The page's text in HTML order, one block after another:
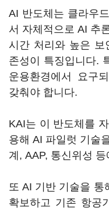
AI 반도체는 클라우
서 자체적으로 AI 추
시간 처리와 높은 보
존성이 특징입니다.
운용환경에서 요구
갖춰야 합니다.
KAI는 이 반도체를
용해 AI 파일럿 기술
계, AAP, 통신위성
또 AI 기반 기술을 통
확보하고 기존 항공